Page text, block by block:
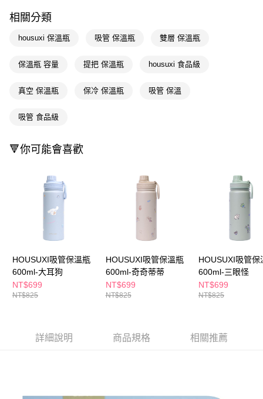
結帳頁面，進行簡訊認證並確認金額後，即可完成結帳。
２．訂單成立數日內，您將收到繳費通知簡訊。
３．收到繳費通知簡訊後14天內，點擊此簡訊中的連結，可透過四大超商／
ATM／網路銀行／等多元方式進行付款，方視為交易完成。
購買商品的店家。未經商家同意取消之訂單仍視為有效，需透過AFTEE先享
※ 交易是否成功請以「AFTEE先享後付 」之結帳頁面顯示為準，若有關於
是否繳費成功／繳費後需取消欲退款等相關疑問，請聯繫「AFTEE先享後付
易，需依本服務之必要範圍內提供個人資料，並將交易相關給付款項請求債
https://aftee.tw/terms/#terms3
３．未成年的使用者請事先徵得法定代理人或監護人之同意方可使用
「AFTEE先享後付」，若未經同意申辦者引起之損失，本公司不負相關責
４．使用「AFTEE先享後付」時，將依據個別帳號之用戶狀況，依本公司即
時審查核予不同之上限額度；若仍有額度不足之情形，本公司將視審查結果
５．嚴禁一人註冊多個帳號或使用他人資訊註冊。若發現惡意使用之情形，
恩沛科技股份有限公司將有權停止該用戶之使用額度並採取法律行動。
付款後全家取貨
每筆NT$65，滿NT$490(含以上)免運費
付款後萊爾富取貨
7-11取貨付款
每筆NT$65，滿NT$490(含以上)免運費
宅配(本島)
每筆NT$100，滿NT$790(含以上)免運費
付款後寶雅門市自取(由倉庫統一出貨)
相關分類
housuxi 保溫瓶 吸管 保溫瓶 雙層 保溫瓶
保溫瓶 容量 提把 保溫瓶 housuxi 食品級
真空 保溫瓶 保冷 保溫瓶 吸管 保溫
吸管 食品級
🔻你可能會喜歡
HOUSUXI吸管保溫瓶
600ml-大耳狗
NT$699
NT$825
HOUSUXI吸管保溫瓶
600ml-奇奇蒂蒂
NT$699
NT$825
HOUSUXI吸管保
600ml-三眼怪
NT$699
NT$825
詳細說明 商品規格 相關推薦